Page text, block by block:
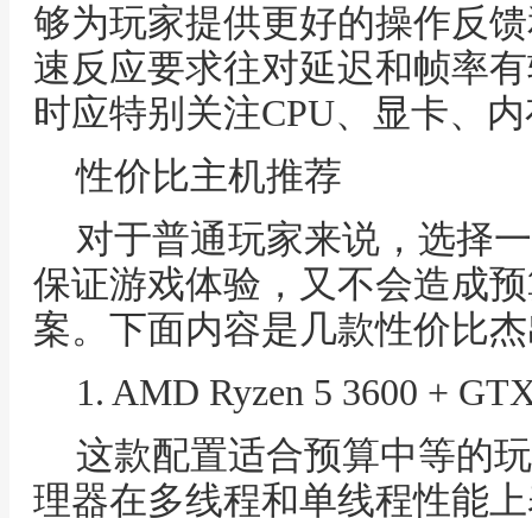
够为玩家提供更好的操作反
速反应要求往对延迟和帧率
时应特别关注CPU、显卡、
性价比主机推荐
对于普通玩家来说，选择
保证游戏体验，又不会造成
案。下面内容是几款性价比
1. AMD Ryzen 5 3600 +
这款配置适合预算中等的
理器在多线程和单线程性能